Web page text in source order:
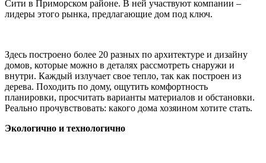
Сити в Приморском районе. В ней участвуют компании –
лидеры этого рынка, предлагающие дом под ключ.
Здесь построено более 20 разных по архитектуре и дизайну
домов, которые можно в деталях рассмотреть снаружи и
внутри. Каждый излучает свое тепло, так как построен из
дерева. Походить по дому, ощутить комфортность
планировки, просчитать варианты материалов и обстановки.
Реально прочувствовать: какого дома хозяином хотите стать.
Экологично и технологично